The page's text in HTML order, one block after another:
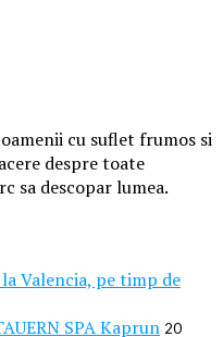
cu suflet frumos si
despre toate
sa descopar lumea.
Valencia, pe timp de
SPA Kaprun 20